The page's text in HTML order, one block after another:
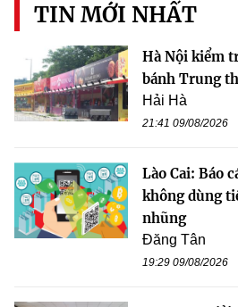
TIN MỚI NHẤT
Hà Nội kiểm
bánh Trung
Hải Hà
21:41 09/08/2026
Lào Cai: Báo
không dùng
nhũng
Đăng Tân
19:29 09/08/2026